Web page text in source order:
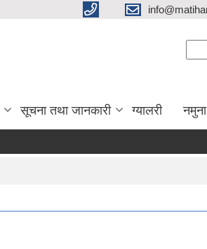
सूचना तथा जानकारी ग्यालरी